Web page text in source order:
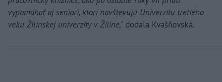
vypomáhať aj seniori, ktorí navštevujú Univerzitu tretieho
veku Žilinskej univerzity v Žiline," dodala Kvašňovská.